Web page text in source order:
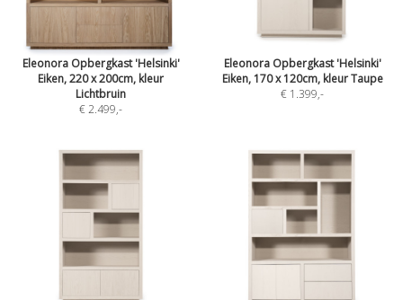
Eleonora Opbergkast 'Helsinki'
Eiken, 220 x 200cm, kleur
Lichtbruin
€ 2.499,-
Eleonora Opbergkast 'Helsinki'
Eiken, 170 x 120cm, kleur Taupe
€ 1.399,-